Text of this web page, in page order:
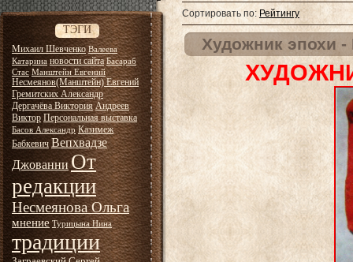
ТЭГИ
Михаил Шевченко Валеева
Катарина новости сайта Басараб
Стас Манштейн Евгений
Несмеянов(Манштейн) Евгений
Гремитских Александр
Дергачёва Виктория Андреев
Виктор Персональная выставка
Басов Александр Казимеж
Бабкевич Вепхвадзе
Джованни От
редакции
Несмеянова Ольга
мнение Турицына Нина
традиции
Сортировать по: Рейтингу
Художник эпохи